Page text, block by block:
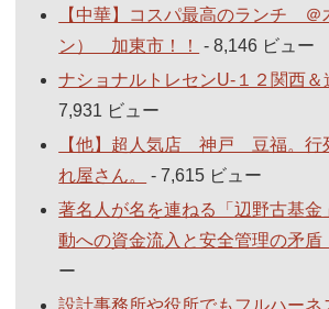
【中華】コスパ最高のランチ ＠
ン） 加東市！！
- 8,146 ビュー
ナショナルトレセンU-１２関西＆
7,931 ビュー
【他】超人気店 神戸 豆福。行
れ屋さん。
- 7,615 ビュー
著名人が名を連ねる「辺野古基金
動への資金流入と安全管理の矛盾
ー